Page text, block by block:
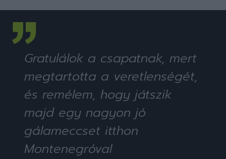
Gratulálok a csapatnak, mert
megtartotta a veretlenségét,
és remélem, hogy játszik
majd egy nagyon jó
gálameccset itthon
Montenegróval